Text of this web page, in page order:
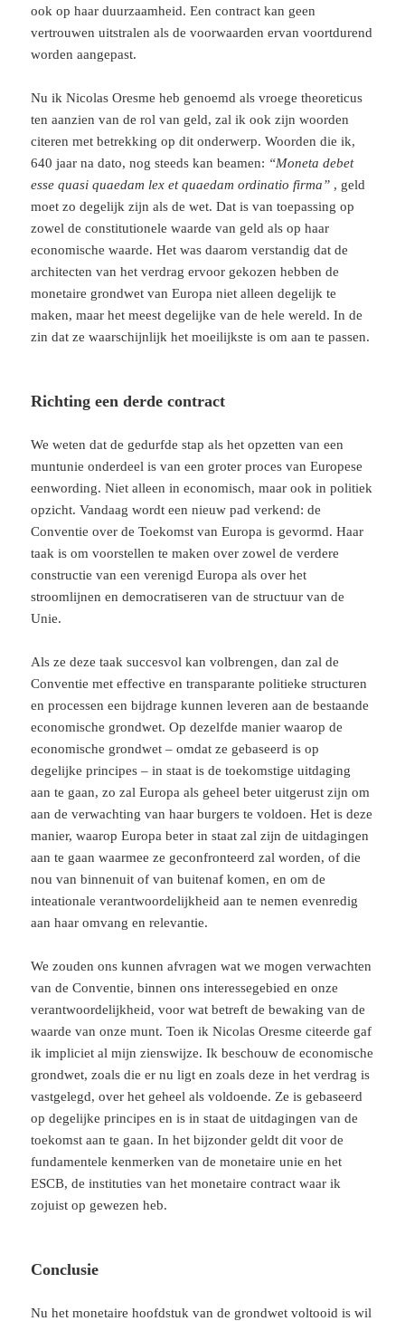
ook op haar duurzaamheid. Een contract kan geen
vertrouwen uitstralen als de voorwaarden ervan voortdurend
worden aangepast.
Nu ik Nicolas Oresme heb genoemd als vroege theoreticus
ten aanzien van de rol van geld, zal ik ook zijn woorden
citeren met betrekking op dit onderwerp. Woorden die ik,
640 jaar na dato, nog steeds kan beamen: “Moneta debet
esse quasi quaedam lex et quaedam ordinatio firma” , geld
moet zo degelijk zijn als de wet. Dat is van toepassing op
zowel de constitutionele waarde van geld als op haar
economische waarde. Het was daarom verstandig dat de
architecten van het verdrag ervoor gekozen hebben de
monetaire grondwet van Europa niet alleen degelijk te
maken, maar het meest degelijke van de hele wereld. In de
zin dat ze waarschijnlijk het moeilijkste is om aan te passen.
Richting een derde contract
We weten dat de gedurfde stap als het opzetten van een
muntunie onderdeel is van een groter proces van Europese
eenwording. Niet alleen in economisch, maar ook in politiek
opzicht. Vandaag wordt een nieuw pad verkend: de
Conventie over de Toekomst van Europa is gevormd. Haar
taak is om voorstellen te maken over zowel de verdere
constructie van een verenigd Europa als over het
stroomlijnen en democratiseren van de structuur van de
Unie.
Als ze deze taak succesvol kan volbrengen, dan zal de
Conventie met effective en transparante politieke structuren
en processen een bijdrage kunnen leveren aan de bestaande
economische grondwet. Op dezelfde manier waarop de
economische grondwet – omdat ze gebaseerd is op
degelijke principes – in staat is de toekomstige uitdaging
aan te gaan, zo zal Europa als geheel beter uitgerust zijn om
aan de verwachting van haar burgers te voldoen. Het is deze
manier, waarop Europa beter in staat zal zijn de uitdagingen
aan te gaan waarmee ze geconfronteerd zal worden, of die
nou van binnenuit of van buitenaf komen, en om de
inteationale verantwoordelijkheid aan te nemen evenredig
aan haar omvang en relevantie.
We zouden ons kunnen afvragen wat we mogen verwachten
van de Conventie, binnen ons interessegebied en onze
verantwoordelijkheid, voor wat betreft de bewaking van de
waarde van onze munt. Toen ik Nicolas Oresme citeerde gaf
ik impliciet al mijn zienswijze. Ik beschouw de economische
grondwet, zoals die er nu ligt en zoals deze in het verdrag is
vastgelegd, over het geheel als voldoende. Ze is gebaseerd
op degelijke principes en is in staat de uitdagingen van de
toekomst aan te gaan. In het bijzonder geldt dit voor de
fundamentele kenmerken van de monetaire unie en het
ESCB, de instituties van het monetaire contract waar ik
zojuist op gewezen heb.
Conclusie
Nu het monetaire hoofdstuk van de grondwet voltooid is wil